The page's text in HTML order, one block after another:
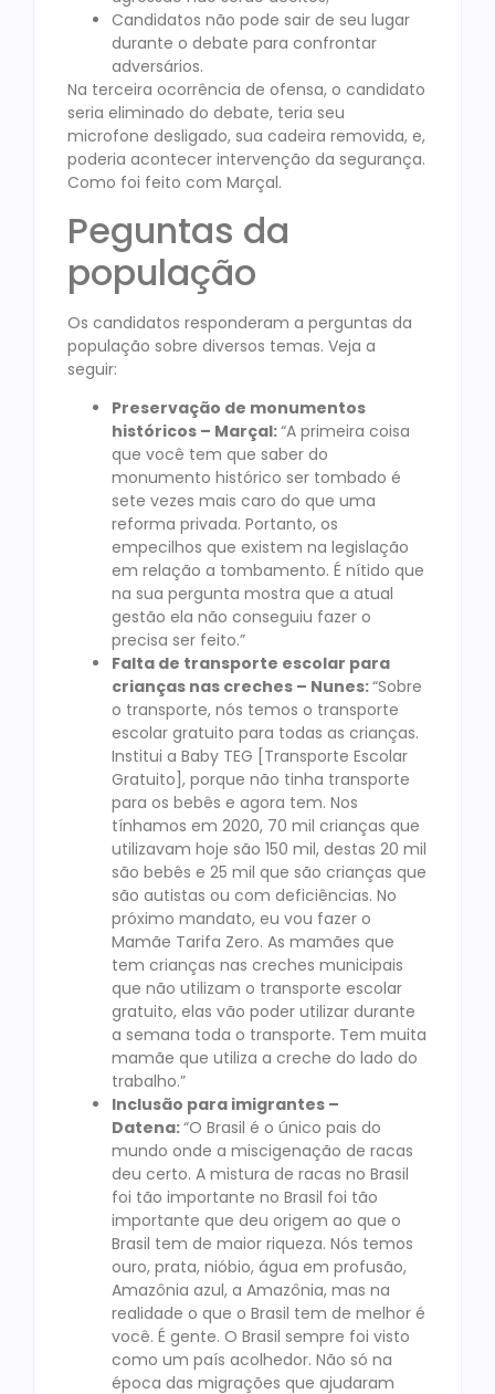
Candidatos não pode sair de seu lugar
durante o debate para confrontar
adversários.
Na terceira ocorrência de ofensa, o candidato
seria eliminado do debate, teria seu
microfone desligado, sua cadeira removida, e,
poderia acontecer intervenção da segurança.
Como foi feito com Marçal.
Peguntas da
população
Os candidatos responderam a perguntas da
população sobre diversos temas. Veja a
seguir:
Preservação de monumentos
históricos – Marçal:“A primeira coisa
que você tem que saber do
monumento histórico ser tombado é
sete vezes mais caro do que uma
reforma privada. Portanto, os
empecilhos que existem na legislação
em relação a tombamento. É nítido que
na sua pergunta mostra que a atual
gestão ela não conseguiu fazer o
precisa ser feito.”
Falta de transporte escolar para
crianças nas creches – Nunes:“Sobre
o transporte, nós temos o transporte
escolar gratuito para todas as crianças.
Institui a Baby TEG [Transporte Escolar
Gratuito], porque não tinha transporte
para os bebês e agora tem. Nos
tínhamos em 2020, 70 mil crianças que
utilizavam hoje são 150 mil, destas 20 mil
são bebês e 25 mil que são crianças que
são autistas ou com deficiências. No
próximo mandato, eu vou fazer o
Mamãe Tarifa Zero. As mamães que
tem crianças nas creches municipais
que não utilizam o transporte escolar
gratuito, elas vão poder utilizar durante
a semana toda o transporte. Tem muita
mamãe que utiliza a creche do lado do
trabalho.”
Inclusão para imigrantes –
Datena:“O Brasil é o único pais do
mundo onde a miscigenação de racas
deu certo. A mistura de racas no Brasil
foi tão importante no Brasil foi tão
importante que deu origem ao que o
Brasil tem de maior riqueza. Nós temos
ouro, prata, nióbio, água em profusão,
Amazônia azul, a Amazônia, mas na
realidade o que o Brasil tem de melhor é
você. É gente. O Brasil sempre foi visto
como um país acolhedor. Não só na
época das migrações que ajudaram